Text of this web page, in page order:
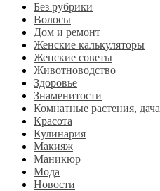
Без рубрики
Волосы
Дом и ремонт
Женские калькуляторы
Женские советы
Животноводство
Здоровье
Знаменитости
Комнатные растения, дача
Красота
Кулинария
Макияж
Маникюр
Мода
Новости